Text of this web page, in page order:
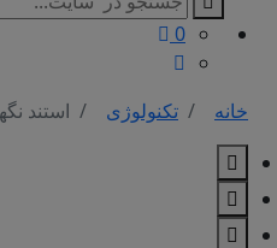
0
خانه تکنولوژی استند